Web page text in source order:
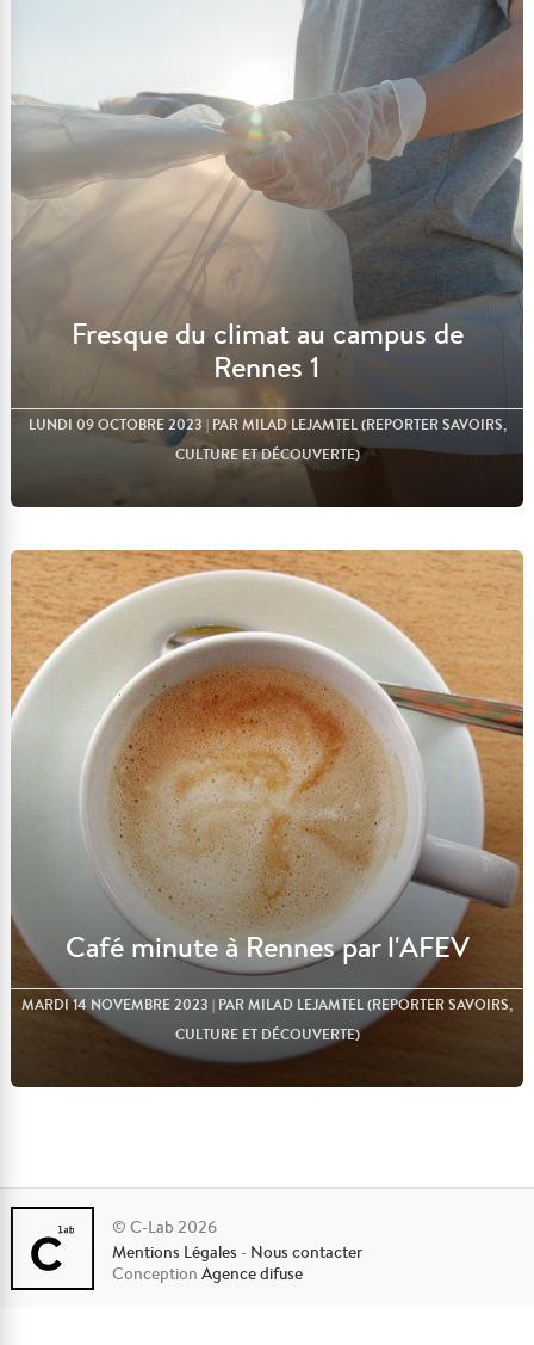
Lire l'article
Fresque du climat au campus de
Rennes 1
LUNDI 09 OCTOBRE 2023 | PAR MILAD LEJAMTEL (REPORTER SAVOIRS,
CULTURE ET DÉCOUVERTE)
Lire l'article
Café minute à Rennes par l'AFEV
MARDI 14 NOVEMBRE 2023 | PAR MILAD LEJAMTEL (REPORTER SAVOIRS,
CULTURE ET DÉCOUVERTE)
Lire l'article
© C-Lab 2026
Mentions Légales - Nous contacter
ConceptionAgence difuse